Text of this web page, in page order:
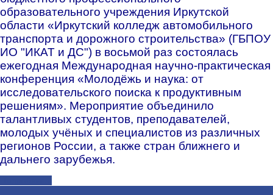
образовательного учреждения Иркутской
области «Иркутский колледж автомобильного
транспорта и дорожного строительства» (ГБПОУ
ИО "ИКАТ и ДС") в восьмой раз состоялась
ежегодная Международная научно-практическая
конференция «Молодёжь и наука: от
исследовательского поиска к продуктивным
решениям». Мероприятие объединило
талантливых студентов, преподавателей,
молодых учёных и специалистов из различных
регионов России, а также стран ближнего и
дальнего зарубежья.